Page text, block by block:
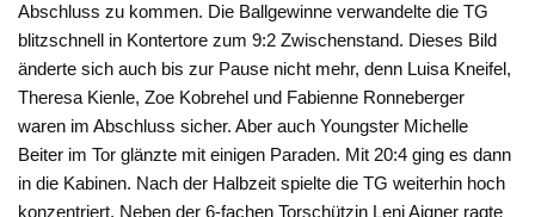
Abschluss zu kommen. Die Ballgewinne verwandelte die TG
blitzschnell in Kontertore zum 9:2 Zwischenstand. Dieses Bild
änderte sich auch bis zur Pause nicht mehr, denn Luisa Kneifel,
Theresa Kienle, Zoe Kobrehel und Fabienne Ronneberger
waren im Abschluss sicher. Aber auch Youngster Michelle
Beiter im Tor glänzte mit einigen Paraden. Mit 20:4 ging es dann
in die Kabinen. Nach der Halbzeit spielte die TG weiterhin hoch
konzentriert. Neben der 6-fachen Torschützin Leni Aigner ragte